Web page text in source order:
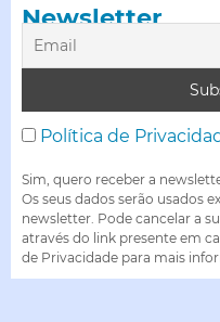
Newsletter
Política de
Sim, quero receber a
Os seus dados serão usados
newsletter. Pode cancelar a
através do link presente em
de Privacidade para mais